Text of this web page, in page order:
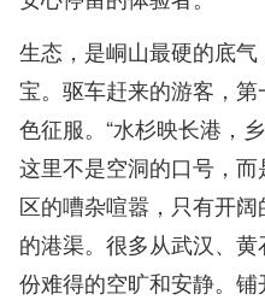
生态，是峒山最硬的底
宝。驱车赶来的游客，
色征服。“水杉映长港，
这里不是空洞的口号，
区的嘈杂喧嚣，只有开
的港渠。很多从武汉、
份难得的空旷和安静。